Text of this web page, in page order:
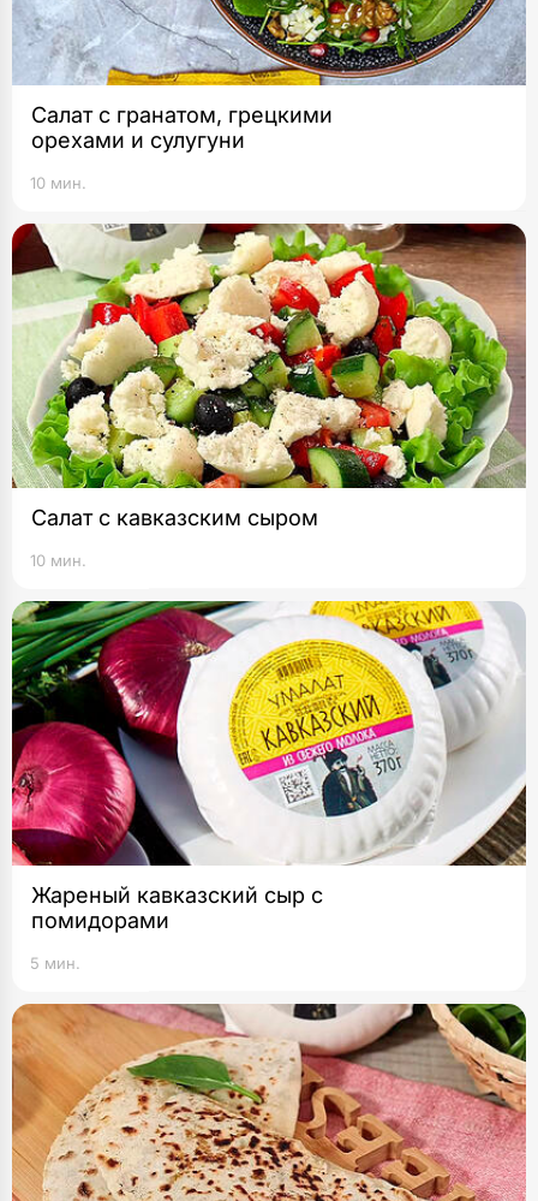
Салат с гранатом, грецкими
орехами и сулугуни
10 мин.
Салат с кавказским сыром
10 мин.
Жареный кавказский сыр с
помидорами
5 мин.